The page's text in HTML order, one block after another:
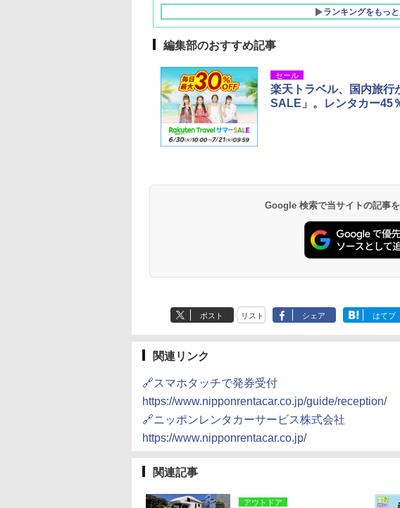
ランキングをもっ
10,450円～
19,541円～
7,950円～
5,758円～
編集部のおすすめ記事
セール
楽天トラベル、国内旅行
SALE」。レンタカー45
Google 検索で当サイトの記事
ポスト リスト シェア はてブ
関連リンク
🔗スマホタッチで発券受付
https://www.nipponrentacar.co.jp/guide/reception/
🔗ニッポンレンタカーサービス株式会社
https://www.nipponrentacar.co.jp/
関連記事
アウトドア